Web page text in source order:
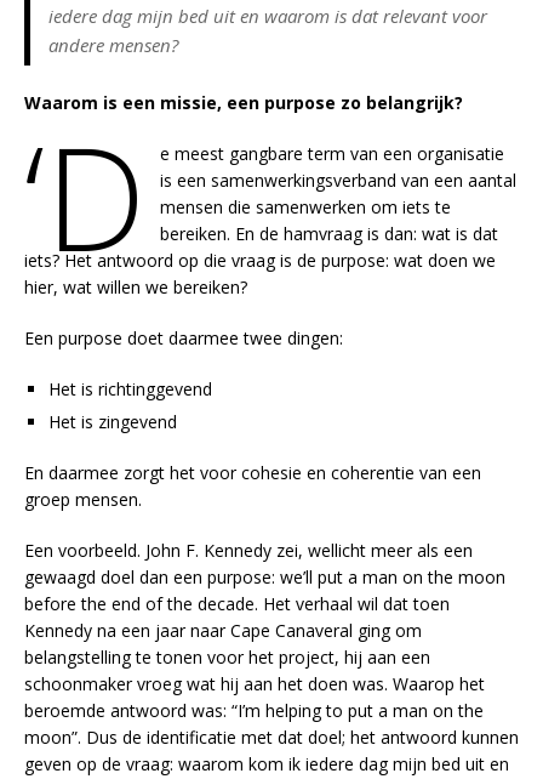
iedere dag mijn bed uit en waarom is dat relevant voor
andere mensen?
Waarom is een missie, een purpose zo belangrijk?
‘D
e meest gangbare term van een organisatie
is een samenwerkingsverband van een aantal
mensen die samenwerken om iets te
bereiken. En de hamvraag is dan: wat is dat
iets? Het antwoord op die vraag is de purpose: wat doen we
hier, wat willen we bereiken?
Een purpose doet daarmee twee dingen:
Het is richtinggevend
Het is zingevend
En daarmee zorgt het voor cohesie en coherentie van een
groep mensen.
Een voorbeeld. John F. Kennedy zei, wellicht meer als een
gewaagd doel dan een purpose: we’ll put a man on the moon
before the end of the decade. Het verhaal wil dat toen
Kennedy na een jaar naar Cape Canaveral ging om
belangstelling te tonen voor het project, hij aan een
schoonmaker vroeg wat hij aan het doen was. Waarop het
beroemde antwoord was: “I’m helping to put a man on the
moon”. Dus de identificatie met dat doel; het antwoord kunnen
geven op de vraag: waarom kom ik iedere dag mijn bed uit en